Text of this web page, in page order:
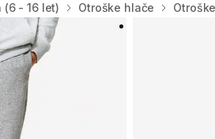
(6 - 16 let) Otroške hlače